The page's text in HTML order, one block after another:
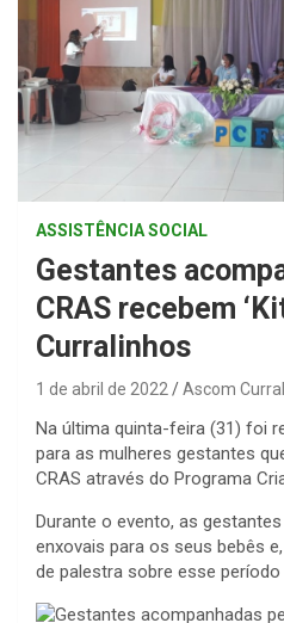
ASSISTÊNCIA SOCIAL
Gestantes
CRAS recebem
Curralinhos
1 de abril de 2022 Ascom
Na última quinta-feira (31) foi
para as mulheres gestantes
CRAS através do Programa
Durante o evento, as
enxovais para os seus bebês
de palestra sobre esse